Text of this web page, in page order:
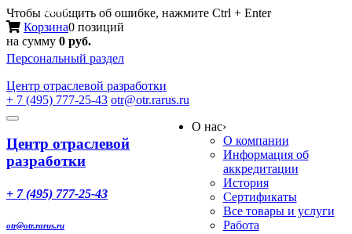
Чтобы сообщить об ошибке, нажмите Ctrl + Enter
Корзина0 позиций
на сумму 0 руб.
Персональный раздел
Центр отраслевой разработки
+ 7 (495) 777-25-43 otr@otr.rarus.ru
Toggle
Меню
Центр отраслевой
разработки
+ 7 (495) 777-25-43
otr@otr.rarus.ru
О нас›
О компании
Информация об
аккредитации
История
Сертификаты
Все товары и услуги
Работа